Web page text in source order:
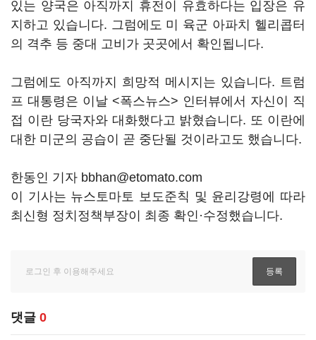
있는 양국은 아직까지 휴전이 유효하다는 입장은 유
지하고 있습니다. 그럼에도 미 육군 아파치 헬리콥터
의 격추 등 중대 고비가 곳곳에서 확인됩니다.
그럼에도 아직까지 희망적 메시지는 있습니다. 트럼
프 대통령은 이날 <폭스뉴스> 인터뷰에서 자신이 직
접 이란 당국자와 대화했다고 밝혔습니다. 또 이란에
대한 미군의 공습이 곧 중단될 것이라고도 했습니다.
한동인 기자 bbhan@etomato.com
이 기사는 뉴스토마토 보도준칙 및 윤리강령에 따라
최신형 정치정책부장이 최종 확인·수정했습니다.
댓글 0